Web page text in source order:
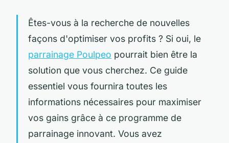
Êtes-vous à la recherche de nouvelles
façons d'optimiser vos profits ? Si oui, le
parrainage Poulpeo pourrait bien être la
solution que vous cherchez. Ce guide
essentiel vous fournira toutes les
informations nécessaires pour maximiser
vos gains grâce à ce programme de
parrainage innovant. Vous avez